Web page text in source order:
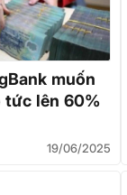
muốn
tức lên 60%
19/06/2025